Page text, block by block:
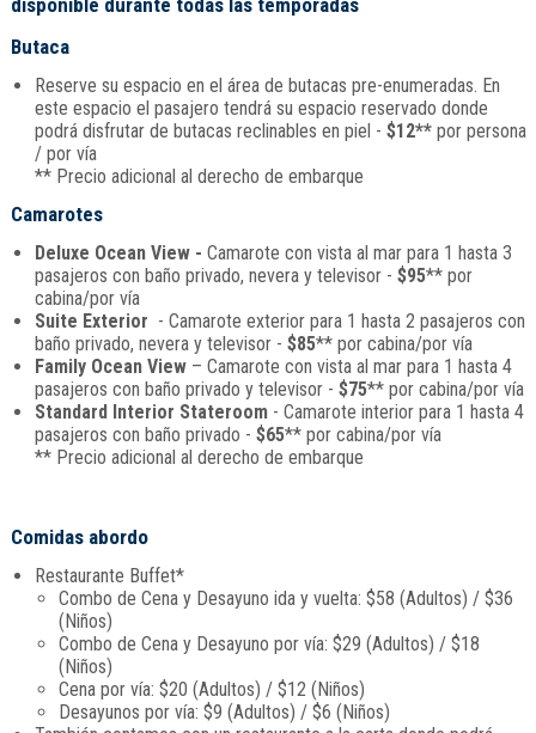
disponible durante todas las temporadas
Butaca
Reserve su espacio en el área de butacas pre-enumeradas. En
este espacio el pasajero tendrá su espacio reservado donde
podrá disfrutar de butacas reclinables en piel - $12**por persona
/ por vía
** Precio adicional al derecho de embarque
Camarotes
Deluxe Ocean View - Camarote con vista al mar para 1 hasta 3
pasajeros con baño privado, nevera y televisor - $95** por
cabina/por vía
Suite Exterior - Camarote exterior para 1 hasta 2 pasajeros con
baño privado, nevera y televisor - $85** por cabina/por vía
Family Ocean View– Camarote con vista al mar para 1 hasta 4
pasajeros con baño privado y televisor - $75** por cabina/por vía
Standard Interior Stateroom- Camarote interior para 1 hasta 4
pasajeros con baño privado - $65** por cabina/por vía
** Precio adicional al derecho de embarque
Comidas abordo
Restaurante Buffet*
Combo de Cena y Desayuno ida y vuelta: $58 (Adultos) / $36
(Niños)
Combo de Cena y Desayuno por vía: $29 (Adultos) / $18
(Niños)
Cena por vía: $20 (Adultos) / $12 (Niños)
Desayunos por vía: $9 (Adultos) / $6 (Niños)